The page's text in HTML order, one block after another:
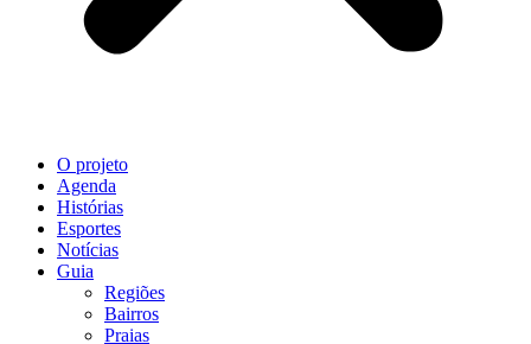
O projeto
Agenda
Histórias
Esportes
Notícias
Guia
Regiões
Bairros
Praias